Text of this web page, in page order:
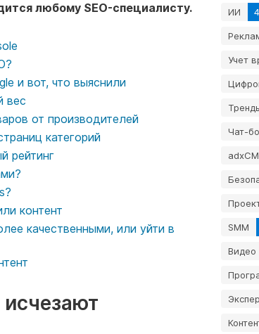
ИИ 4
Учет
Чат-
SMM
Видео
любому SEO-специалисту.
и вот, что выяснили
вес
от производителей
категорий
рейтинг
контент
качественными, или уйти в